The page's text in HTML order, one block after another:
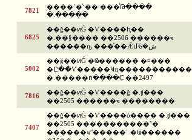
7821
����ʹ�ͧ˹�� ���ͪԹ����
�.�����
6825
��ǧ��ͷǴ �Ѵ����ԧ��
�.��§���� ��2506 ������ҹ
������ҧ ���ͤ��Ǣմᢹ�ش
5002
��ǧ��ͷǴ �Ҩ������ �¤���
�Ը��Ѵ�����Ҹҵ�����������
�.�����ո����Ҫ ��2497
7816
��ǧ��ͷǴ �Ѵ����ǧ �.ʧ���
��2505 ������ҹ ��������
7407
��ǧ��ͷǴ �Ѵ����ó���� �.ʧ���
��2505 �����������˭�
������ҹʺ�����ʹ �Ҩ������